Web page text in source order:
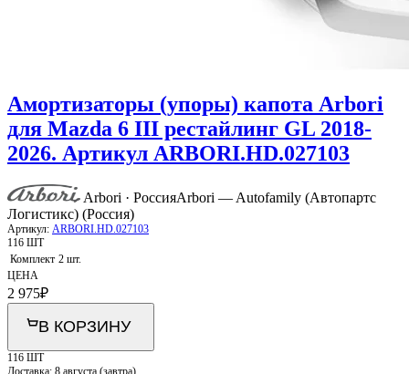
Амортизаторы (упоры) капота Arbori
для Mazda 6 III рестайлинг GL 2018-
2026. Артикул ARBORI.HD.027103
Arbori · РоссияArbori — Autofamily (Автопартс
Логистикс) (Россия)
Артикул: ARBORI.HD.027103
116 ШТ
Комплект 2 шт.
ЦЕНА
2 975₽
В КОРЗИНУ
116 ШТ
Доставка: 8 августа (завтра)